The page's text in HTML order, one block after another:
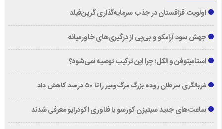
اولویت قزاقستان در جذب سرمایه‌گذاری گرین‌فیلد
جهش سود آرامکو و بی‌پی از درگیری‌های خاورمیانه
استامینوفن و الکل؛ چرا این ترکیب توصیه نمی‌شود؟
غربالگری سرطان روده بزرگ مرگ‌ومیر را تا ۵۰ درصد کاهش داد
ساعت‌های جدید سیتیزن کورسو با فناوری اکودرایو معرفی شدند